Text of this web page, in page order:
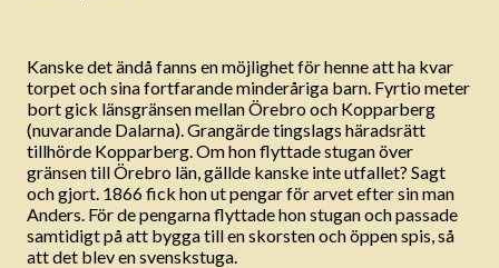
Kanske det ändå fanns en möjlighet för henne att ha kvar
torpet och sina fortfarande minderåriga barn. Fyrtio meter
bort gick länsgränsen mellan Örebro och Kopparberg
(nuvarande Dalarna). Grangärde tingslags häradsrätt
tillhörde Kopparberg. Om hon flyttade stugan över
gränsen till Örebro län, gällde kanske inte utfallet? Sagt
och gjort. 1866 fick hon ut pengar för arvet efter sin man
Anders. För de pengarna flyttade hon stugan och passade
samtidigt på att bygga till en skorsten och öppen spis, så
att det blev en svenskstuga.